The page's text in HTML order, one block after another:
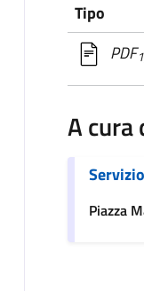
Tipo
PDF
A cura
Piazza